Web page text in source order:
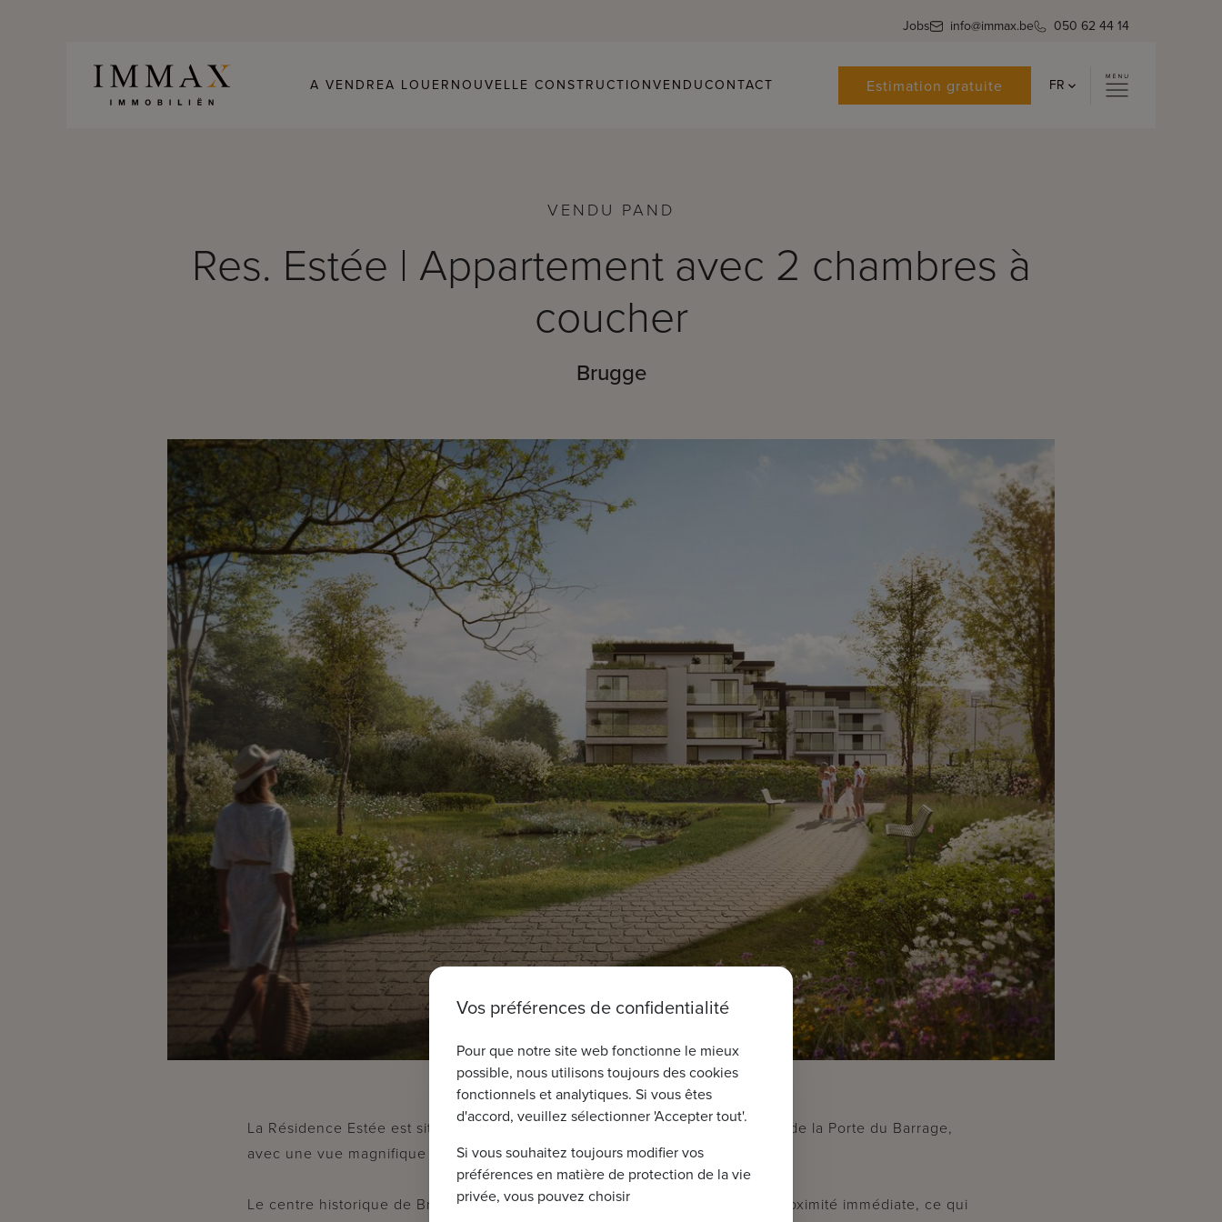
Jobs info@immax.be 050 62 44 14
A VENDREA LOUER NOUVELLE CONSTRUCTIONVENDUCONTACT Estimation gratuite FR
VENDU PAND
Res. Estée | Appartement avec 2 chambres à
coucher
Brugge
La Résidence Estée est située sur le Noorweegse Kaai à Bruges, à proximité de la Porte du Barrage,
avec une vue magnifique sur le Damse Vaart.
Le centre historique de Bruges et les transports en commun se trouvent à proximité immédiate, ce qui
Vos préférences de confidentialité
Pour que notre site web fonctionne le mieux
possible, nous utilisons toujours des cookies
fonctionnels et analytiques. Si vous êtes
d'accord, veuillez sélectionner 'Accepter tout'.
Si vous souhaitez toujours modifier vos
préférences en matière de protection de la vie
privée, vous pouvez choisir